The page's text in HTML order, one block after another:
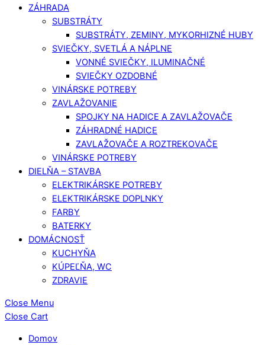
ZÁHRADA
SUBSTRÁTY
SUBSTRÁTY, ZEMINY, MYKORHIZNÉ HUBY
SVIEČKY, SVETLÁ A NÁPLNE
VONNÉ SVIEČKY, ILUMINAČNÉ
SVIEČKY OZDOBNÉ
VINÁRSKE POTREBY
ZAVLAŽOVANIE
SPOJKY NA HADICE A ZAVLAŽOVAČE
ZÁHRADNÉ HADICE
ZAVLAŽOVAČE A ROZTREKOVAČE
VINÁRSKE POTREBY
DIELŇA – STAVBA
ELEKTRIKÁRSKE POTREBY
ELEKTRIKÁRSKE DOPLNKY
FARBY
BATERKY
DOMÁCNOSŤ
KUCHYŇA
KÚPEĽŇA, WC
ZDRAVIE
Close Menu
Close Cart
Domov